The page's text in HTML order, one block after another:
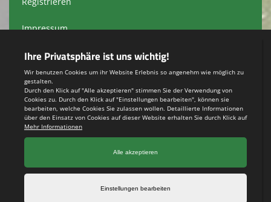
Impressum
Teamsports 2
Dein Sportverein online